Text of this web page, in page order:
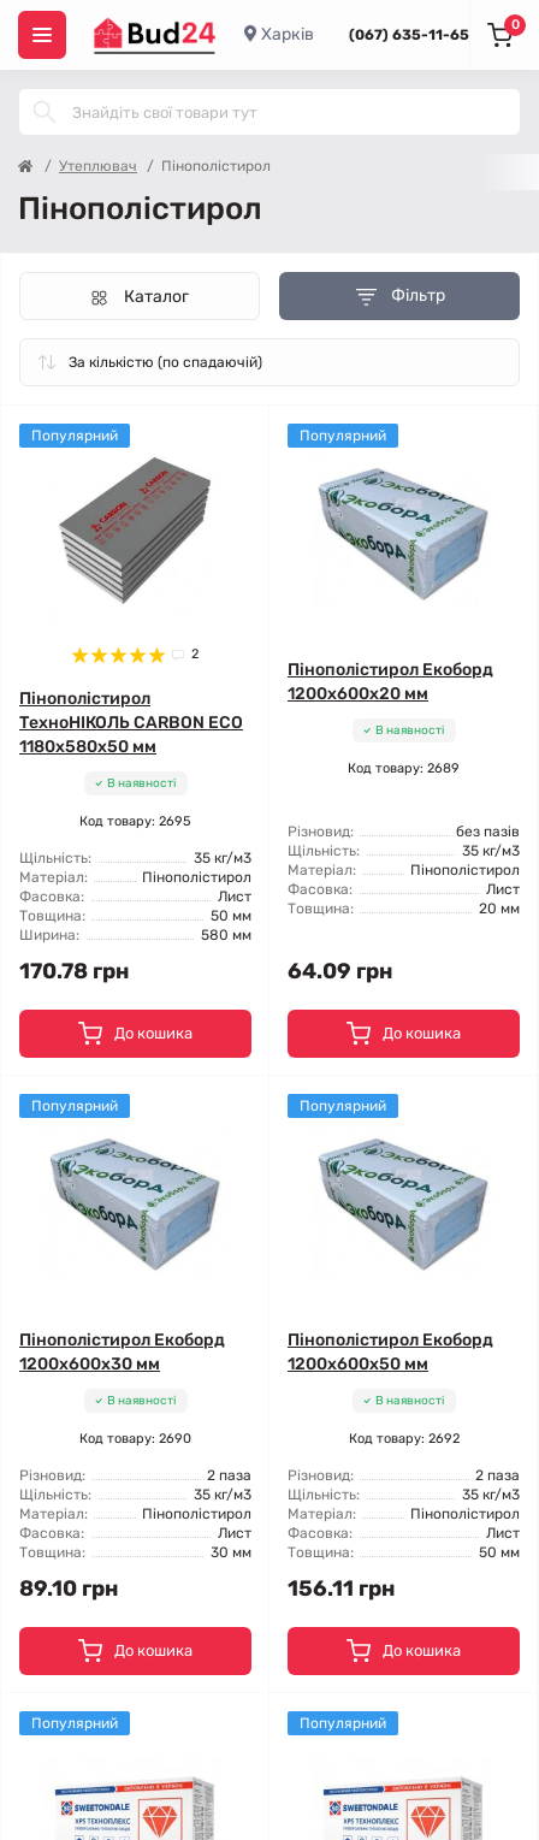
Харків (067) 635-11-65
0
Утеплювач Пінополістирол
Пінополістирол
Фільтр
Каталог
Популярний
2
Пінополістирол
ТехноНІКОЛЬ CARBON ECO
1180x580x50 мм
В наявності
Код товару: 2695
Щільність:
35 кг/м3
Матеріал:
Пінополістирол
Фасовка:
Лист
Товщина:
50 мм
Ширина:
580 мм
170.78 грн
До кошика
Популярний
Пінополістирол Екоборд
1200x600x20 мм
В наявності
Код товару: 2689
Різновид:
без пазів
Щільність:
35 кг/м3
Матеріал:
Пінополістирол
Фасовка:
Лист
Товщина:
20 мм
64.09 грн
До кошика
Популярний
Пінополістирол Екоборд
1200x600x30 мм
В наявності
Код товару: 2690
Різновид:
2 паза
Щільність:
35 кг/м3
Матеріал:
Пінополістирол
Фасовка:
Лист
Товщина:
30 мм
89.10 грн
До кошика
Популярний
Пінополістирол Екоборд
1200x600x50 мм
В наявності
Код товару: 2692
Різновид:
2 паза
Щільність:
35 кг/м3
Матеріал:
Пінополістирол
Фасовка:
Лист
Товщина:
50 мм
156.11 грн
До кошика
Популярний Популярний